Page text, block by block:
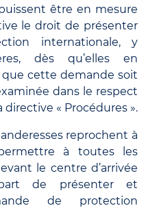
être en mesure
le droit de présenter
internationale, y
dès qu’elles en
cette demande soit
dans le respect
« Procédures ».
reprochent à
à toutes les
le centre d’arrivée
de présenter et
de protection